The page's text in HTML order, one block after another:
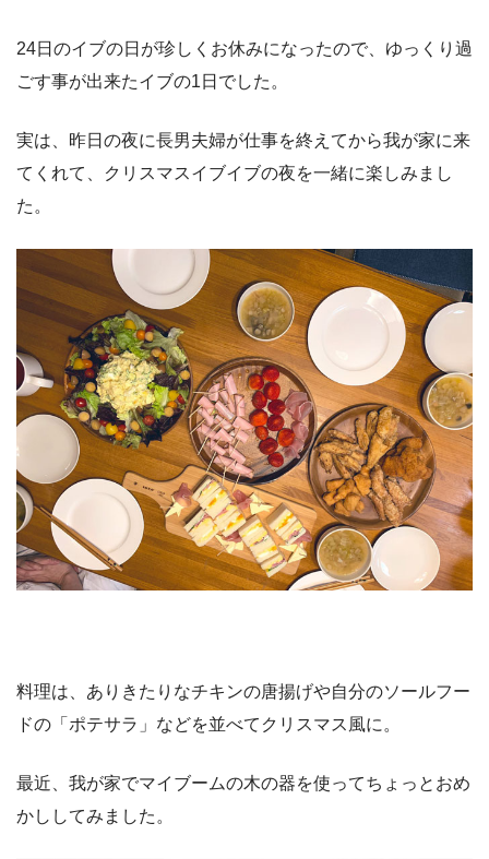
24日のイブの日が珍しくお休みになったので、ゆっくり過
ごす事が出来たイブの1日でした。
実は、昨日の夜に長男夫婦が仕事を終えてから我が家に来
てくれて、クリスマスイブイブの夜を一緒に楽しみまし
た。
料理は、ありきたりなチキンの唐揚げや自分のソールフー
ドの「ポテサラ」などを並べてクリスマス風に。
最近、我が家でマイブームの木の器を使ってちょっとおめ
かししてみました。